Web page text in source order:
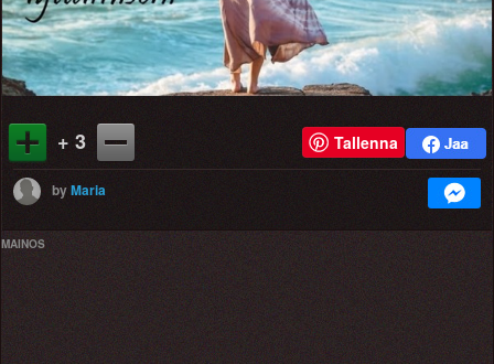
+ 3 Tallenna
byMaria
MAINOS